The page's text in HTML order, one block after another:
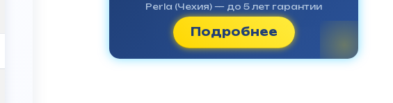
Perla (Чехия) — до 5 лет гарантии
Подробнее